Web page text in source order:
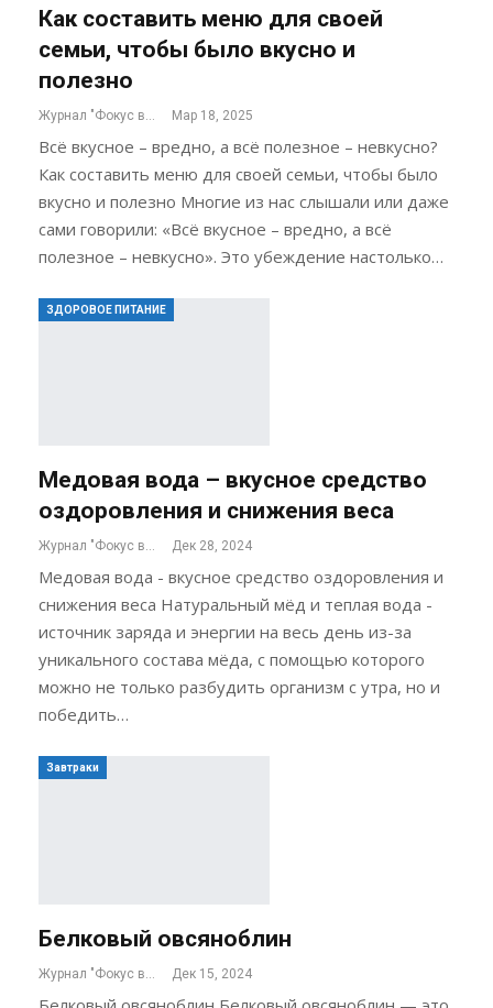
Как составить меню для своей
семьи, чтобы было вкусно и
полезно
Журнал "Фокус внимания" Мар 18, 2025
Всё вкусное – вредно, а всё полезное – невкусно?
Как составить меню для своей семьи, чтобы было
вкусно и полезно Многие из нас слышали или даже
сами говорили: «Всё вкусное – вредно, а всё
полезное – невкусно». Это убеждение настолько…
ЗДОРОВОЕ ПИТАНИЕ
Медовая вода – вкусное средство
оздоровления и снижения веса
Журнал "Фокус внимания" Дек 28, 2024
Медовая вода - вкусное средство оздоровления и
снижения веса Натуральный мёд и теплая вода -
источник заряда и энергии на весь день из-за
уникального состава мёда, с помощью которого
можно не только разбудить организм с утра, но и
победить…
Завтраки
Белковый овсяноблин
Дек 15, 2024